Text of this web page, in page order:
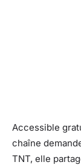
Accessible
chaîne
TNT, elle